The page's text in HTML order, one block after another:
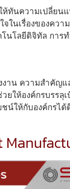
ห้ทันความเปลี่ยน
ในเรื่องของควา
นโลยีดิจิทัล การ
าน ความสำคัญแ
ยให้องค์กรบรรลุ
น์ให้กับองค์กรได้